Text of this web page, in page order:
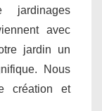
avec
jardin un
Nous
création et